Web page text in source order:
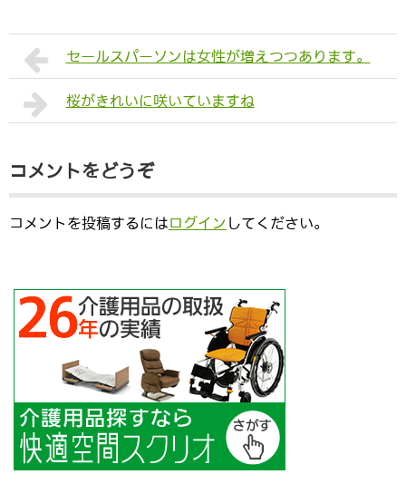
セールスパーソンは女性が増えつつあります。
桜がきれいに咲いていますね
コメントをどうぞ
コメントを投稿するにはログイン してください。